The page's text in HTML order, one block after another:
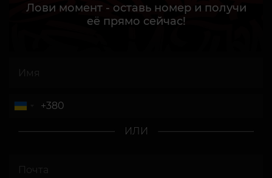
Лови момент - оставь номер и получи
её прямо сейчас!
ИЛИ